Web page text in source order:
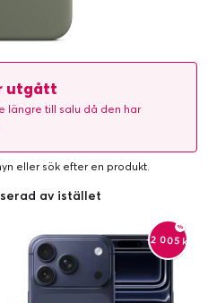
utgått
längre till salu då den har
eller sök efter en produkt.
av istället
-2 005 kr